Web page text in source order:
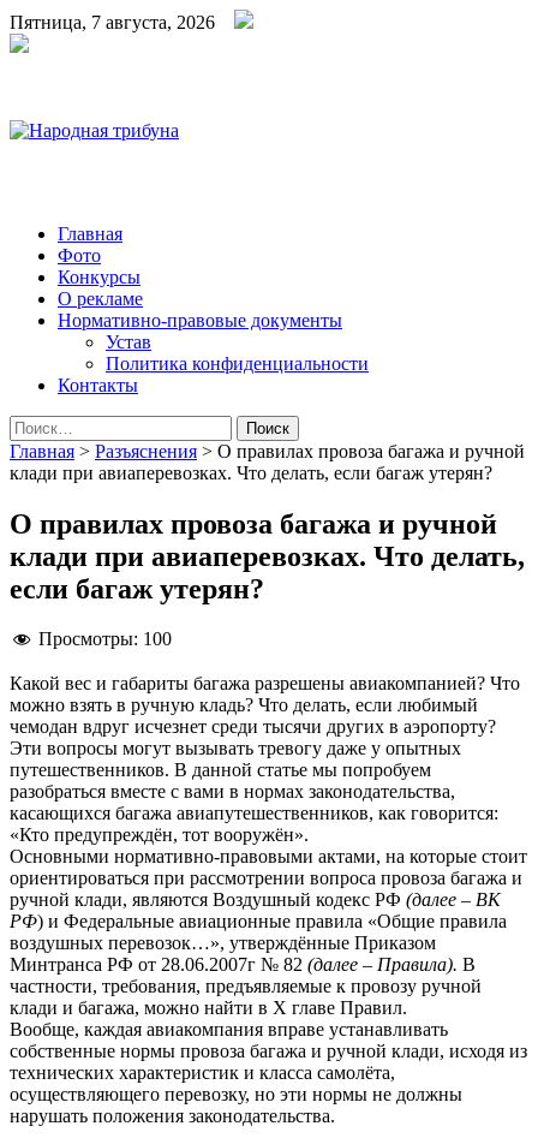
Пятница, 7 августа, 2026
Народная трибуна
Калининская районная газета
Главная
Фото
Конкурсы
О рекламе
Нормативно-правовые документы
Устав
Политика конфиденциальности
Контакты
Найти:
Главная > Разъяснения > О правилах провоза багажа и ручной
клади при авиаперевозках. Что делать, если багаж утерян?
О правилах провоза багажа и ручной
клади при авиаперевозках. Что делать,
если багаж утерян?
Просмотры: 100
Какой вес и габариты багажа разрешены авиакомпанией? Что
можно взять в ручную кладь? Что делать, если любимый
чемодан вдруг исчезнет среди тысячи других в аэропорту?
Эти вопросы могут вызывать тревогу даже у опытных
путешественников. В данной статье мы попробуем
разобраться вместе с вами в нормах законодательства,
касающихся багажа авиапутешественников, как говорится:
«Кто предупреждён, тот вооружён».
Основными нормативно-правовыми актами, на которые стоит
ориентироваться при рассмотрении вопроса провоза багажа и
ручной клади, являются Воздушный кодекс РФ (далее – ВК
РФ) и Федеральные авиационные правила «Общие правила
воздушных перевозок…», утверждённые Приказом
Минтранса РФ от 28.06.2007г № 82 (далее – Правила). В
частности, требования, предъявляемые к провозу ручной
клади и багажа, можно найти в X главе Правил.
Вообще, каждая авиакомпания вправе устанавливать
собственные нормы провоза багажа и ручной клади, исходя из
технических характеристик и класса самолёта,
осуществляющего перевозку, но эти нормы не должны
нарушать положения законодательства.